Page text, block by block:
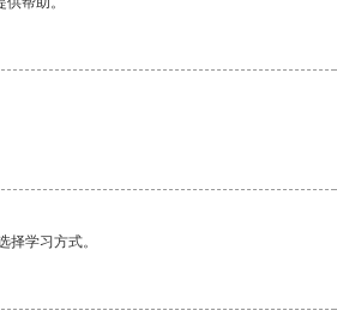
学习方式。